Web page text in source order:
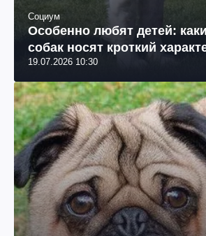
Социум
Особенно любят детей:
собак носят кроткий
19.07.2026 10:30